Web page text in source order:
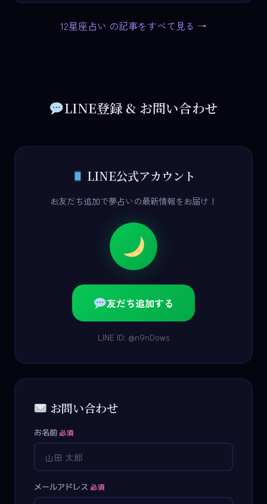
12星座占い の記事をすべて見る →
LINE登録 & お問い合わせ
LINE公式アカウント
お友だち追加で夢占いの最新情報をお届け！
友だち追加する
LINE ID: @n9nDows
お問い合わせ
お名前 必須
メールアドレス 必須